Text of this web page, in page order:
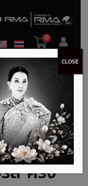
0
ชคดี
รอบ 60
ส ครั้ง
CLOSE